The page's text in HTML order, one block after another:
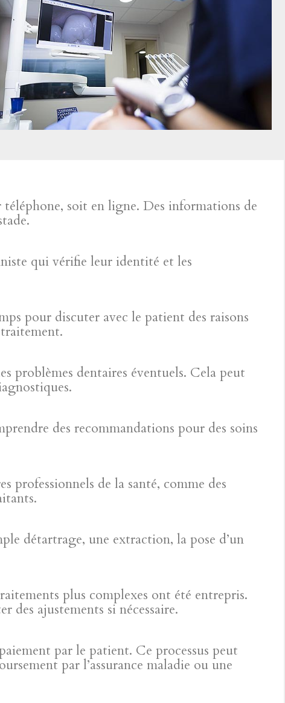
soit en ligne. Des informations de
qui vérifie leur identité et les
pour discuter avec le patient des raisons
problèmes dentaires éventuels. Cela peut
des recommandations pour des soins
professionnels de la santé, comme des
détartrage, une extraction, la pose d’un
plus complexes ont été entrepris.
des ajustements si nécessaire.
par le patient. Ce processus peut
par l’assurance maladie ou une